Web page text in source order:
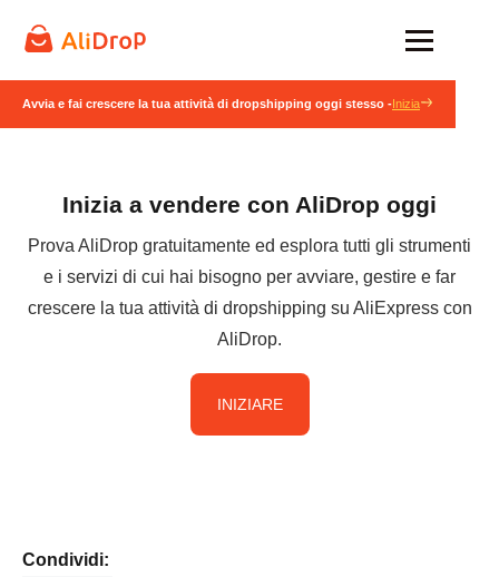
Avvia e fai crescere la tua attività di dropshipping oggi stesso -Inizia
Inizia a vendere con AliDrop oggi
Prova AliDrop gratuitamente ed esplora tutti gli strumenti
e i servizi di cui hai bisogno per avviare, gestire e far
crescere la tua attività di dropshipping su AliExpress con
AliDrop.
INIZIARE
Condividi: